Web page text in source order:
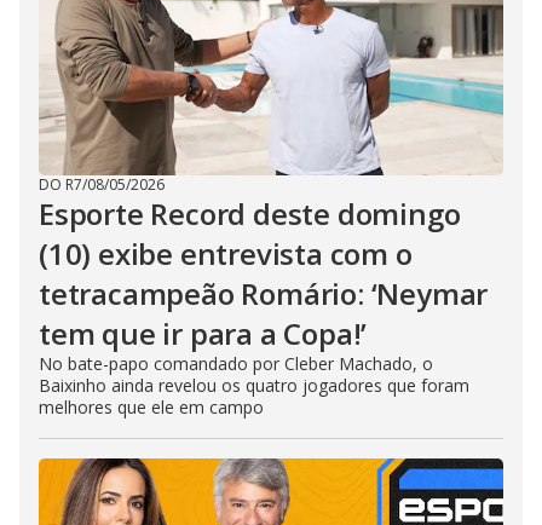
DO R7/08/05/2026
Esporte Record deste domingo
(10) exibe entrevista com o
tetracampeão Romário: ‘Neymar
tem que ir para a Copa!’
No bate-papo comandado por Cleber Machado, o
Baixinho ainda revelou os quatro jogadores que foram
melhores que ele em campo